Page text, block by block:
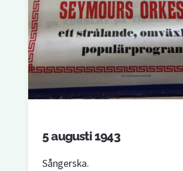
5 augusti 1943
Sångerska.